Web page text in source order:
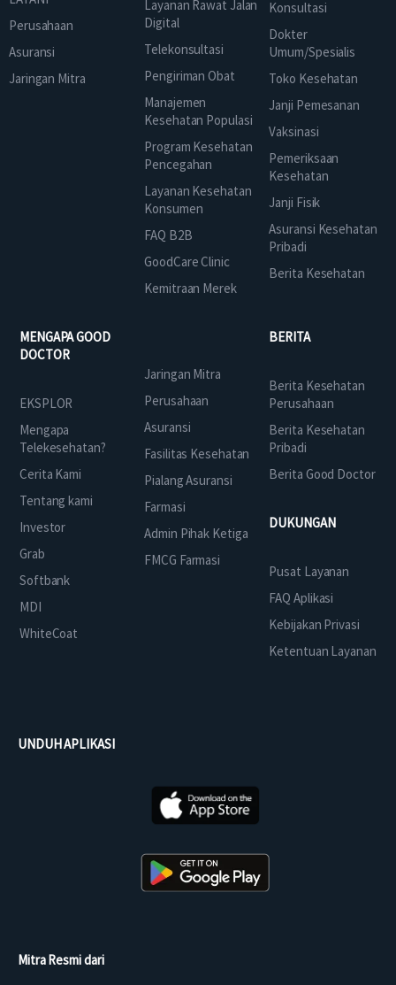
Perusahaan
Asuransi
Jaringan Mitra
Layanan Rawat Jalan
Digital
Telekonsultasi
Pengiriman Obat
Manajemen
Kesehatan Populasi
Program Kesehatan
Pencegahan
Layanan Kesehatan
Konsumen
FAQ B2B
GoodCare Clinic
Kemitraan Merek
Konsultasi
Dokter
Umum/Spesialis
Toko Kesehatan
Janji Pemesanan
Vaksinasi
Pemeriksaan
Kesehatan
Janji Fisik
Asuransi Kesehatan
Pribadi
Berita Kesehatan
MENGAPA GOOD
DOCTOR
EKSPLOR
Mengapa
Telekesehatan?
Cerita Kami
Tentang kami
Investor
Grab
Softbank
MDI
WhiteCoat
Jaringan Mitra
Perusahaan
Asuransi
Fasilitas Kesehatan
Pialang Asuransi
Farmasi
Admin Pihak Ketiga
FMCG Farmasi
BERITA
Berita Kesehatan
Perusahaan
Berita Kesehatan
Pribadi
Berita Good Doctor
DUKUNGAN
Pusat Layanan
FAQ Aplikasi
Kebijakan Privasi
Ketentuan Layanan
UNDUH APLIKASI
Mitra Resmi dari